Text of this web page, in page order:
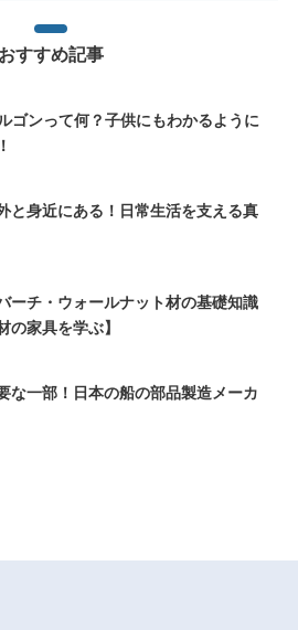
おすすめ記事
ゴンって何？子供にもわかるように
と身近にある！日常生活を支える真
ーチ・ウォールナット材の基礎知識
の家具を学ぶ】
な一部！日本の船の部品製造メーカ